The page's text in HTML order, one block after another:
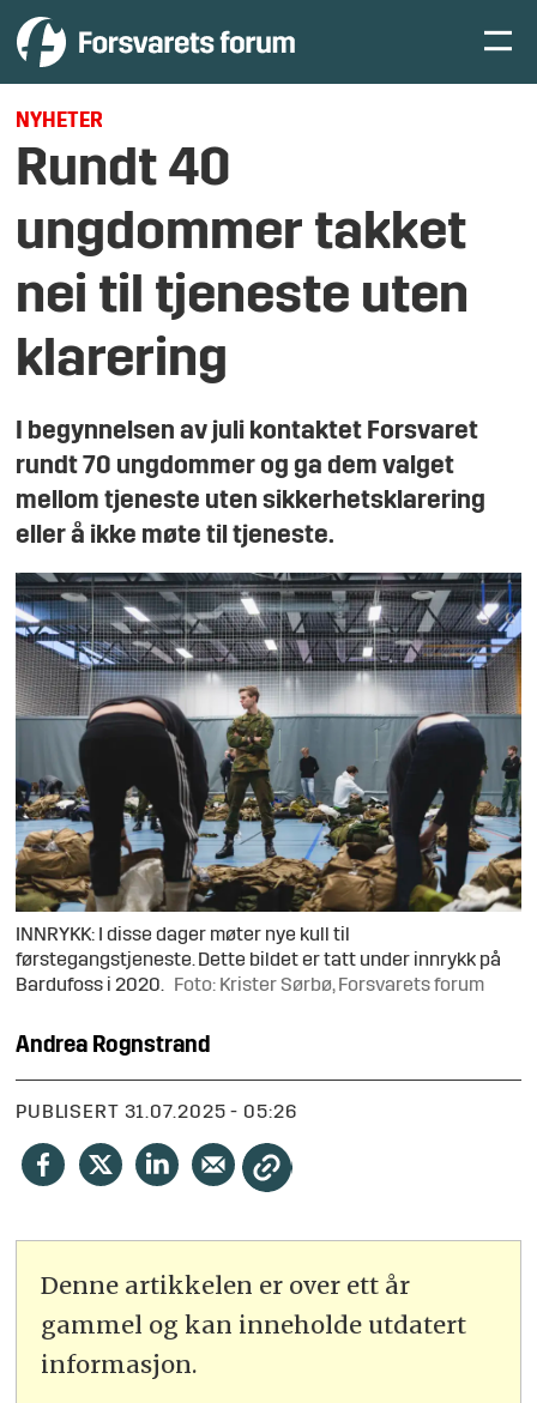
NYHETER
Rundt 40
ungdommer takket
nei til tjeneste uten
klarering
I begynnelsen av juli kontaktet Forsvaret
rundt 70 ungdommer og ga dem valget
mellom tjeneste uten sikkerhetsklarering
eller å ikke møte til tjeneste.
INNRYKK: I disse dager møter nye kull til
førstegangstjeneste. Dette bildet er tatt under innrykk på
Bardufoss i 2020.
Foto: Krister Sørbø, Forsvarets forum
Andrea Rognstrand
PUBLISERT 31.07.2025 - 05:26
Denne artikkelen er over ett år
gammel og kan inneholde utdatert
informasjon.